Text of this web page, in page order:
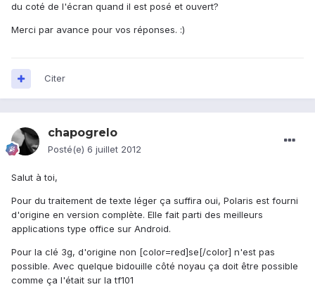
du coté de l'écran quand il est posé et ouvert?
Merci par avance pour vos réponses. :)
Citer
chapogrelo
Posté(e) 6 juillet 2012
Salut à toi,
Pour du traitement de texte léger ça suffira oui, Polaris est fourni
d'origine en version complète. Elle fait parti des meilleurs
applications type office sur Android.
Pour la clé 3g, d'origine non [color=red]se[/color] n'est pas
possible. Avec quelque bidouille côté noyau ça doit être possible
comme ça l'était sur la tf101